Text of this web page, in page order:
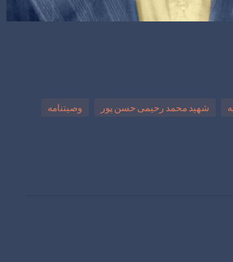
شهید محمد رحیمی حسن پور وصیتنامه